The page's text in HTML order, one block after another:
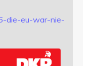
die-eu-war-nie-